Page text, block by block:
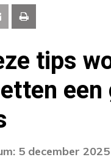
tips
5 december 2025